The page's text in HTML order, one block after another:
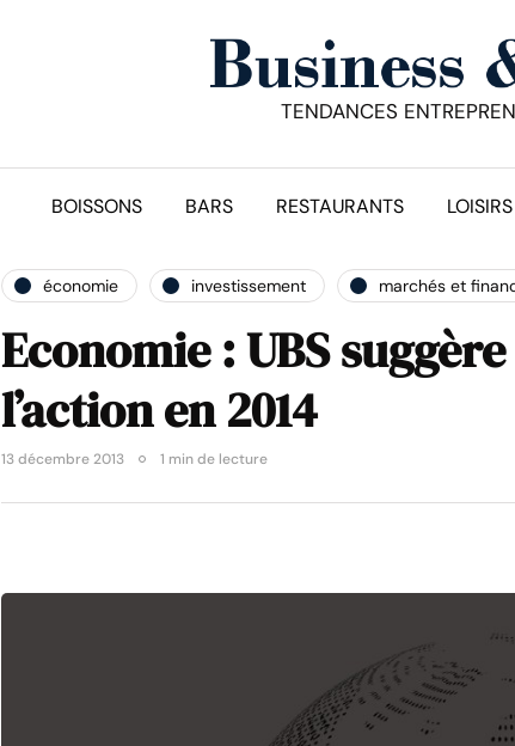
TENDANCES
BOISSONS BARS RESTAURANTS LOISIRS
économie investissement marchés et
Economie : UBS
l’action en 2014
13 décembre 2013 1 min de lecture